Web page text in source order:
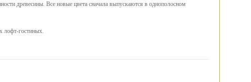
древесины. Все новые цвета сначала выпускаются в однополосном
лофт-гостиных.